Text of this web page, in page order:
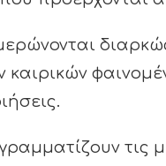
καιρικών
τις